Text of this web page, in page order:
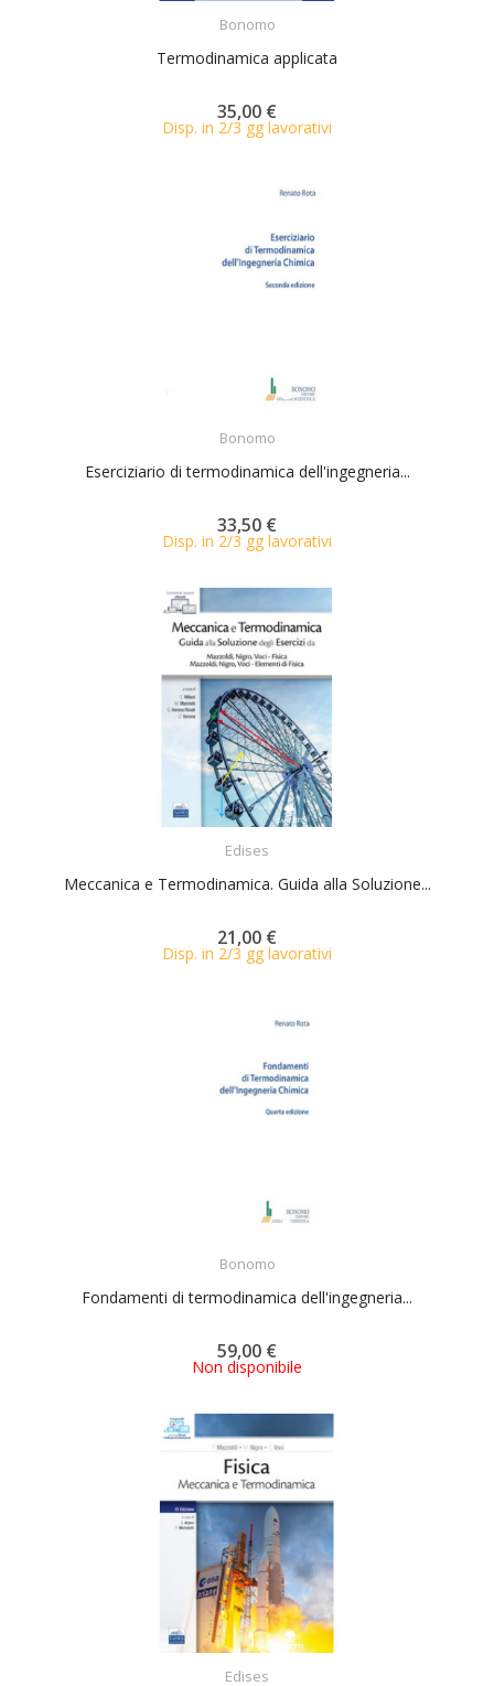
Bonomo
Termodinamica applicata
35,00 €
Disp. in 2/3 gg lavorativi
Bonomo
Eserciziario di termodinamica dell'ingegneria...
33,50 €
Disp. in 2/3 gg lavorativi
Edises
Meccanica e Termodinamica. Guida alla Soluzione...
21,00 €
Disp. in 2/3 gg lavorativi
Bonomo
Fondamenti di termodinamica dell'ingegneria...
59,00 €
Non disponibile
Edises